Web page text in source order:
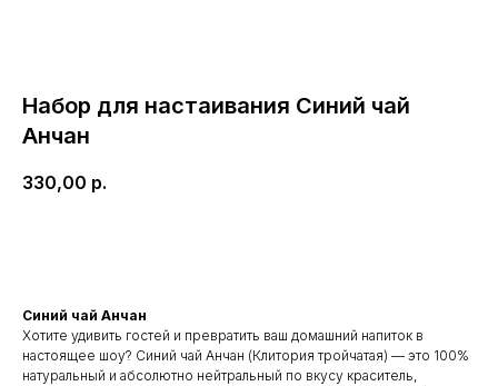
Набор для настаивания Синий чай
Анчан
330,00 р.
Синий чай Анчан
Хотите удивить гостей и превратить ваш домашний напиток в
настоящее шоу? Синий чай Анчан (Клитория тройчатая) — это 100%
натуральный и абсолютно нейтральный по вкусу краситель,